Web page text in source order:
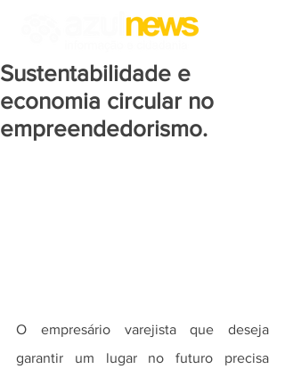
Sustentabilidade e
economia circular no
empreendedorismo.
O empresário varejista que deseja
garantir um lugar no futuro precisa